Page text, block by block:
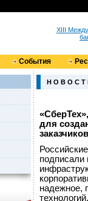
XIII
События
Н О В О С Т
для
заказчиков
подписали
надежное,